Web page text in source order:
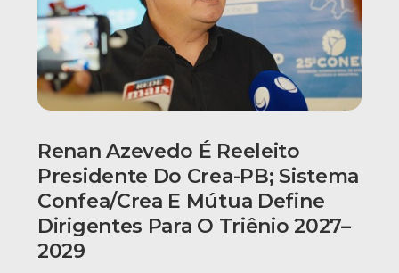
Renan Azevedo É Reeleito
Presidente Do Crea-PB; Sistema
Confea/Crea E Mútua Define
Dirigentes Para O Triênio 2027–
2029